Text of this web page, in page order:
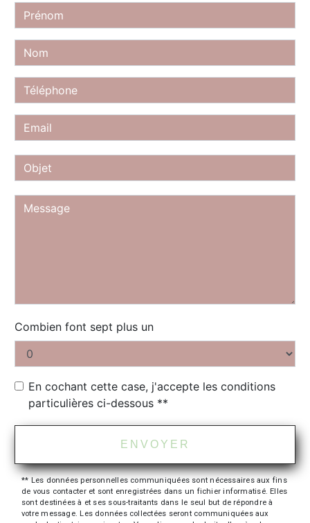
Combien font sept plus un
En cochant cette case, j'accepte les conditions
particulières ci-dessous **
ENVOYER
** Les données personnelles communiquées sont nécessaires aux fins
de vous contacter et sont enregistrées dans un fichier informatisé. Elles
sont destinées à et ses sous-traitants dans le seul but de répondre à
votre message. Les données collectées seront communiquées aux